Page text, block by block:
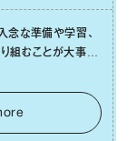
念な準備や学習、
組むことが⼤事な
夫をしたり、あなた
わることに時間を
エネルギーを蓄